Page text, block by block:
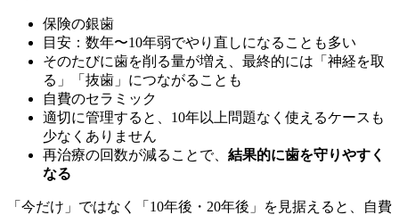
保険の銀歯
目安：数年〜10年弱でやり直しになることも多い
そのたびに歯を削る量が増え、最終的には「神経を取
る」「抜歯」につながることも
自費のセラミック
適切に管理すると、10年以上問題なく使えるケースも
少なくありません
再治療の回数が減ることで、 結果的に歯を守りやすく
なる
「今だけ」ではなく「10年後・20年後」を見据えると、自費